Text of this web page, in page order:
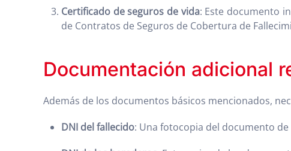
Certificado de seguros de vida: Este documento
de Contratos de Seguros de Cobertura de
Documentación adicional
Además de los documentos básicos mencionados,
DNI del fallecido: Una fotocopia del documento